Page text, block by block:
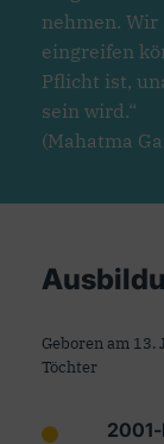
nehmen.
eingreifen
Pflicht ist,
sein wird.“
(Mahatma
Geboren am
Töchter